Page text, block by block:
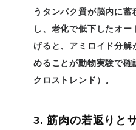
うタンパク質が脳内に
し、老化で低下したオ
げると、アミロイド分解
めることが動物実験で確
クロストレンド）。
3. 筋肉の若返りと